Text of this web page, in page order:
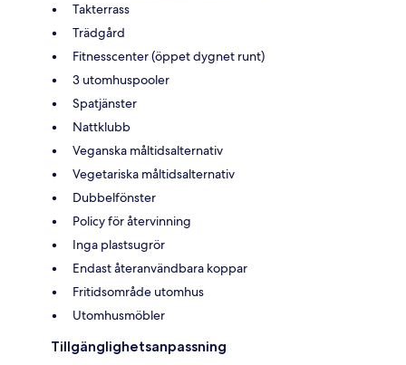
Takterrass
Trädgård
Fitnesscenter (öppet dygnet runt)
3 utomhuspooler
Spatjänster
Nattklubb
Veganska måltidsalternativ
Vegetariska måltidsalternativ
Dubbelfönster
Policy för återvinning
Inga plastsugrör
Endast återanvändbara koppar
Fritidsområde utomhus
Utomhusmöbler
Tillgänglighetsanpassning